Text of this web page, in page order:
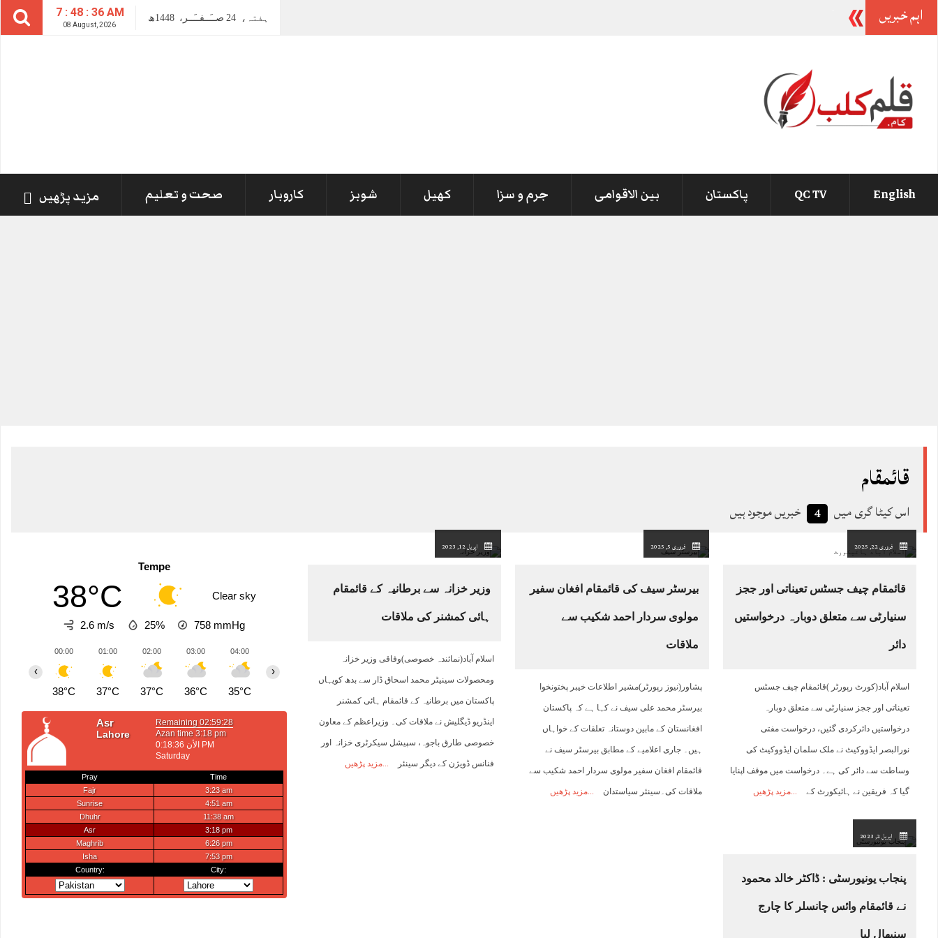
7 : 48 : 37 AM
08 August, 2026
ہفتہ، 24 صــَــفــَــر، 1448ھ اہم خبریں
English
QC TV پاکستان بین الاقوامی جرم و سزا کھیل شوبز کاروبار صحت و تعلیم مزید پڑھیں
قائمقام
اس کیٹا گری میں 4 خبریں موجود ہیں
Tempe
38°C Clear sky
2.6 m/s 25% 758 mmHg
00:00
38°C
01:00
37°C
02:00
37°C
03:00
36°C
04:00
35°C 41°C 43°C 44°C
14:00
45°C 46°C 45°C 45°C
19:00
44°C
‹ ›
فروری 22, 2025
قائمقام چیف جسٹس تعیناتی اور ججز
سنیارٹی سے متعلق دوبارہ درخواستیں
دائر
اسلام آباد(کورٹ رپورٹر )قائمقام چیف جسٹس
تعیناتی اور ججز سنیارٹی سے متعلق دوبارہ
درخواستیں دائرکردی گئیں، درخواست مفتی
نورالبصر ایڈووکیٹ نے ملک سلمان ایڈووکیٹ کی
وساطت سے دائر کی ہے۔ درخواست میں موقف اپنایا
گیا کہ فریقین نے ہائیکورٹ کے مزید پڑھیں
فروری 5, 2025
بیرسٹر سیف کی قائمقام افغان سفیر
مولوی سردار احمد شکیب سے
ملاقات
پشاور(نیوز رپورٹر)مشیر اطلاعات خیبر پختونخوا
بیرسٹر محمد علی سیف نے کہا ہے کہ پاکستان
افغانستان کے مابین دوستانہ تعلقات کے خواہاں
ہیں۔ جاری اعلامیے کے مطابق بیرسٹر سیف نے
قائمقام افغان سفیر مولوی سردار احمد شکیب سے
ملاقات کی۔سینئر سیاستدان مزید پڑھیں
اپریل 12, 2023
وزیر خزانہ سے برطانیہ کے قائمقام
ہائی کمشنر کی ملاقات
اسلام آباد(نمائندہ خصوصی)وفاقی وزیر خزانہ
ومحصولات سینیٹر محمد اسحاق ڈار سے بدھ کویہاں
پاکستان میں برطانیہ کے قائمقام ہائی کمشنر
اینڈریو ڈیگلیش نے ملاقات کی۔ وزیراعظم کے معاون
خصوصی طارق باجوہ، سپیشل سیکرٹری خزانہ اور
فنانس ڈویژن کے دیگر سینئر مزید پڑھیں
اپریل 2, 2023
پنجاب یونیورسٹی : ڈاکٹر خالد محمود
نے قائمقام وائس چانسلر کا چارج
سنبھال لیا